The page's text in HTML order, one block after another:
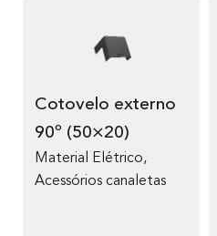
Cotovelo externo
90º (50×20)
Material Elétrico,
Acessórios canaletas